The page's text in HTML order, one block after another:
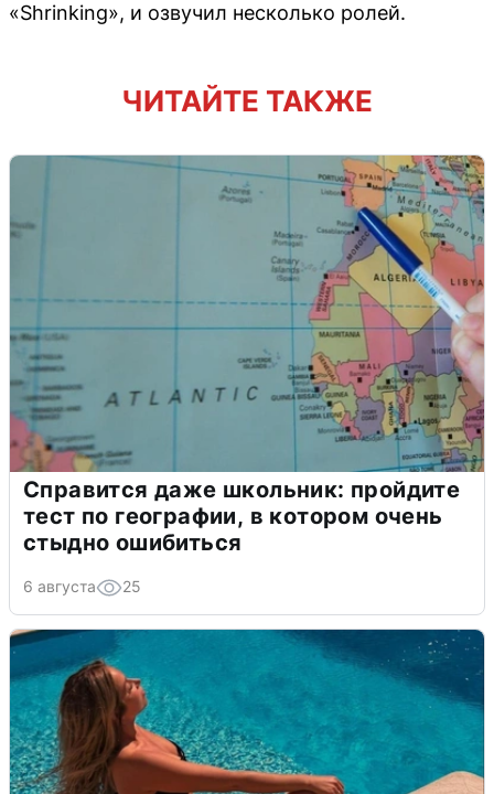
«Shrinking», и озвучил несколько ролей.
ЧИТАЙТЕ ТАКЖЕ
Справится даже школьник: пройдите
тест по географии, в котором очень
стыдно ошибиться
6 августа 25